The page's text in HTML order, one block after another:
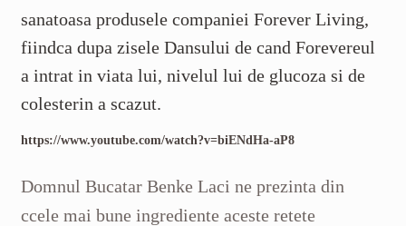
sanatoasa produsele companiei Forever Living,
fiindca dupa zisele Dansului de cand Forevereul
a intrat in viata lui, nivelul lui de glucoza si de
colesterin a scazut.
https://www.youtube.com/watch?v=biENdHa-aP8
Domnul Bucatar Benke Laci ne prezinta din
ccele mai bune ingrediente aceste retete